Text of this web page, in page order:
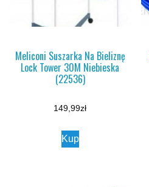
Meliconi Suszarka Na Bieliznę
Lock Tower 30M Niebieska
(22536)
149,99zł
Kup